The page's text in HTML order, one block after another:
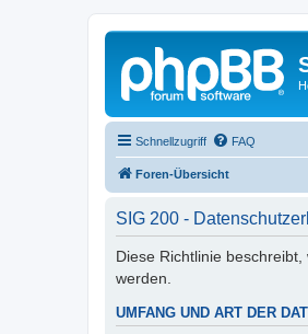
Schnellzugriff FAQ
Foren-Übersicht
SIG 200 -
Diese Richtlinie
werden.
UMFANG UND ART DER